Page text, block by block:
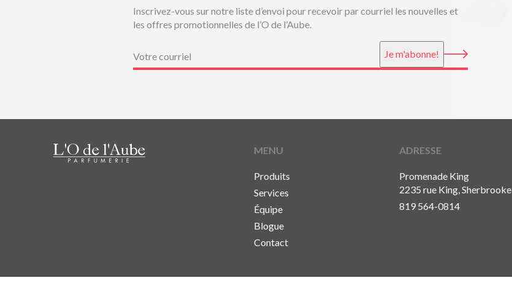
Inscrivez-vous sur notre liste d’envoi pour recevoir par courriel les nouvelles et
les offres promotionnelles de l’O de l’Aube.
Je m'abonne!
MENU
Produits
Services
Équipe
Blogue
Contact
ADRESSE
Promenade King
2235 rue King, Sherbrooke
819 564-0814